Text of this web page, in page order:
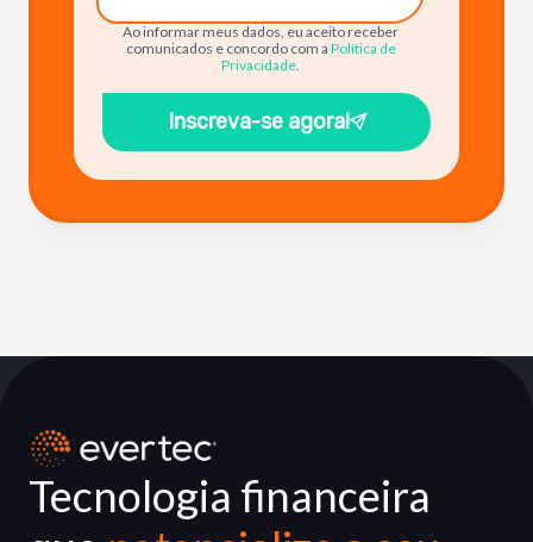
Ao informar meus dados, eu aceito receber
comunicados e concordo com a Política de
Privacidade.
Inscreva-se agora!
Tecnologia financeira